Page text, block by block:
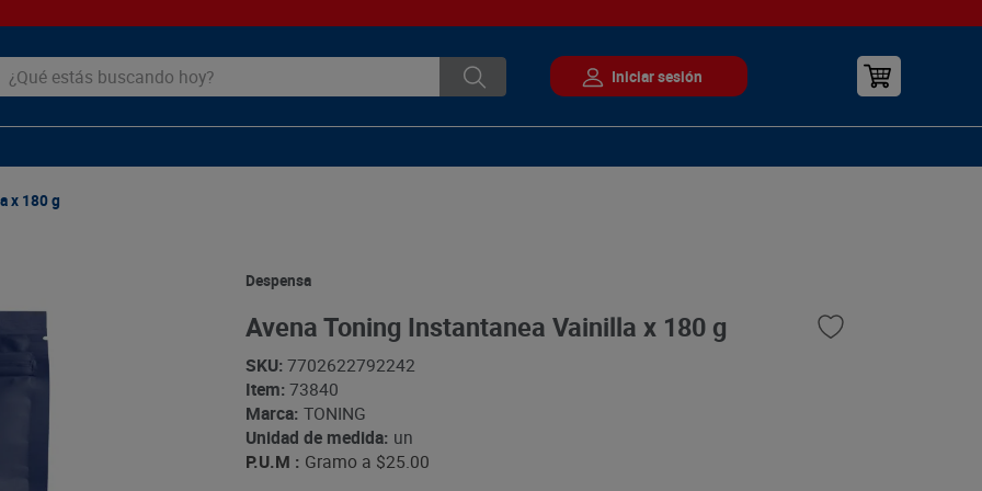
estás buscando hoy?
x 180 g
Despensa
Avena Toning Instantanea Vainilla x 180 g
SKU: 7702622792242
Item: 73840
Marca: TONING
Unidad de medida: un
P.U.M : Gramo a $25.00